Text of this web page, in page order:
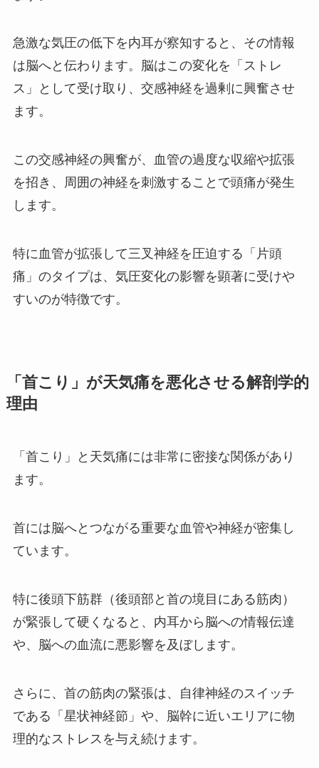
急激な気圧の低下を内耳が察知すると、その情報
は脳へと伝わります。脳はこの変化を「ストレ
ス」として受け取り、交感神経を過剰に興奮させ
ます。
この交感神経の興奮が、血管の過度な収縮や拡張
を招き、周囲の神経を刺激することで頭痛が発生
します。
特に血管が拡張して三叉神経を圧迫する「片頭
痛」のタイプは、気圧変化の影響を顕著に受けや
すいのが特徴です。
「首こり」が天気痛を悪化させる解剖学的
理由
「首こり」と天気痛には非常に密接な関係があり
ます。
首には脳へとつながる重要な血管や神経が密集し
ています。
特に後頭下筋群（後頭部と首の境目にある筋肉）
が緊張して硬くなると、内耳から脳への情報伝達
や、脳への血流に悪影響を及ぼします。
さらに、首の筋肉の緊張は、自律神経のスイッチ
である「星状神経節」や、脳幹に近いエリアに物
理的なストレスを与え続けます。